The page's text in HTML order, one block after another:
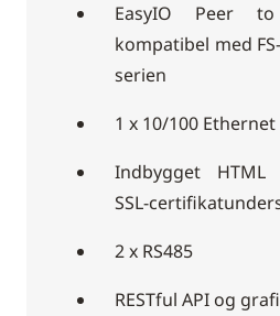
EasyIO Peer to
kompatibel med
serien
1 x 10/100
Indbygget HTML
SSL-
2 x RS485
RESTful API og